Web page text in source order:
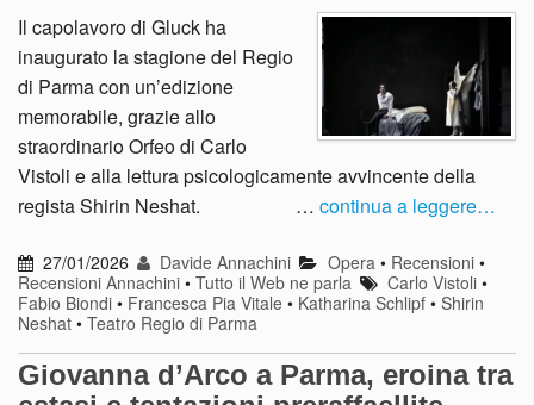
Il capolavoro di Gluck ha
inaugurato la stagione del Regio
di Parma con un’edizione
memorabile, grazie allo
straordinario Orfeo di Carlo
Vistoli e alla lettura psicologicamente avvincente della
regista Shirin Neshat. … continua a leggere…
27/01/2026 Davide Annachini Opera• Recensioni•
Recensioni Annachini • Tutto il Web ne parla Carlo Vistoli •
Fabio Biondi • Francesca Pia Vitale • Katharina Schlipf • Shirin
Neshat • Teatro Regio di Parma
Giovanna d’Arco a Parma, eroina tra